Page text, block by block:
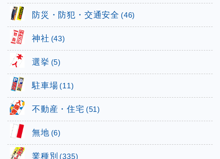
防災・防犯・交通安全 (46)
神社 (43)
選挙 (5)
駐車場 (11)
不動産・住宅 (51)
無地 (6)
業種別 (335)